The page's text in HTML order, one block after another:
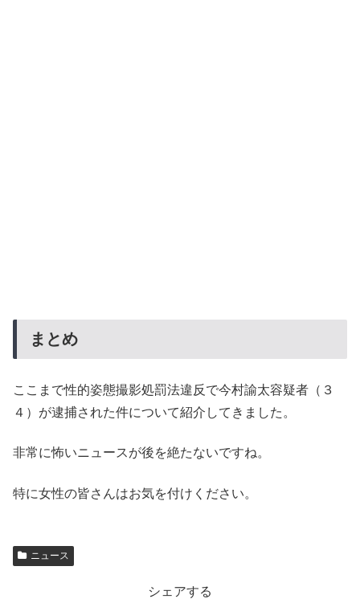
まとめ
ここまで性的姿態撮影処罰法違反で今村諭太容疑者（３
４）が逮捕された件について紹介してきました。
非常に怖いニュースが後を絶たないですね。
特に女性の皆さんはお気を付けください。
ニュース
シェアする